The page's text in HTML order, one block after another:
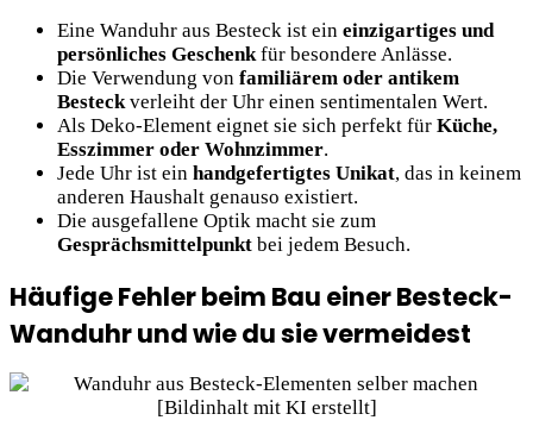
Eine Wanduhr aus Besteck ist ein einzigartiges und
persönliches Geschenkfür besondere Anlässe.
Die Verwendung von familiärem oder antikem
Besteckverleiht der Uhr einen sentimentalen Wert.
Als Deko-Element eignet sie sich perfekt für Küche,
Esszimmer oder Wohnzimmer.
Jede Uhr ist ein handgefertigtes Unikat, das in keinem
anderen Haushalt genauso existiert.
Die ausgefallene Optik macht sie zum
Gesprächsmittelpunkt bei jedem Besuch.
Häufige Fehler beim Bau einer Besteck-
Wanduhr und wie du sie vermeidest